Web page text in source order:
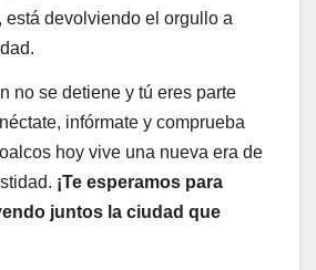
está devolviendo el orgullo a
no se detiene y tú eres parte
infórmate y comprueba
hoy vive una nueva era de
¡Te esperamos para
juntos la ciudad que